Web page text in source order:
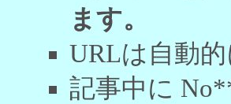
ます。
URLは自動
記事中に